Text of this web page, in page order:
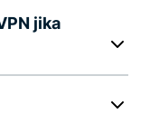
jika